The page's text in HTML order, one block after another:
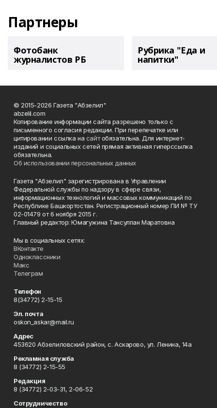
Партнеры
Фотобанк
журналистов РБ
Рубрика "Еда и
напитки"
© 2015-2026 Газета "Абзелил"
abzelil.com
Копирование информации сайта разрешено только с
письменного согласия редакции. При перепечатке или
цитировании ссылка на сайтобязательна. Для интернет-
изданий и социальных сетей прямая активная гиперссылка
обязательна.
Об использовании персональных данных
Газета "Абзелил" зарегистрирована в Управлении
Федеральной службы по надзору в сфере связи,
информационных технологий и массовых коммуникаций по
Республике Башкортостан. Регистрационный номер ПИ № ТУ
02-01479 от 6 ноября 2015 г.
Главный редактор: Юмагужина Тансулпан Маратовна
Мы в социальных сетях:
ВКонтакте
Одноклассники
Макс
Телеграм
Телефон
8(34772) 2-15-15
Эл. почта
oskon_askar@mail.ru
Адрес
453620 Абзелиловский район, с. Аскарово, ул. Ленина, 14а
Рекламная служба
8 (34772) 2-15-55
Редакция
8 (34772) 2-03-31, 2-06-52
Сотрудничество